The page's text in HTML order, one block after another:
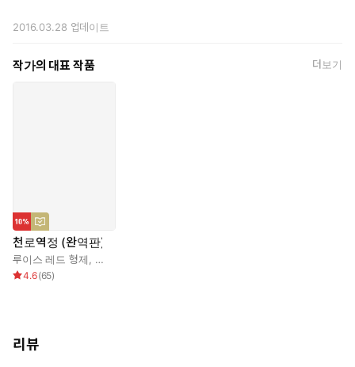
섬세한 삽화와 1, 2부 전체 내용이 온전히 담긴
2016.03.28 업데이트
작가의 대표 작품 더보기
천로역정 (완역판)
루이스 레드 형제, 존 버니언
4.6(65)
리뷰